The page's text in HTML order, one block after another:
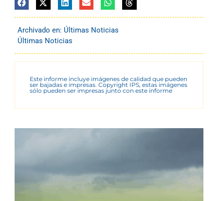
Archivado en: Últimas Noticias
Últimas Noticias
Este informe incluye imágenes de calidad que pueden
ser bajadas e impresas. Copyright IPS, estas imágenes
sólo pueden ser impresas junto con este informe